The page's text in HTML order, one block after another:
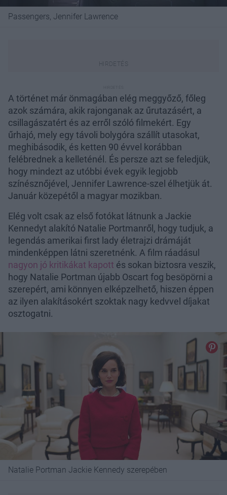
Passengers, Jennifer Lawrence
A történet már önmagában elég meggyőző, főleg
azok számára, akik rajonganak az űrutazásért, a
csillagászatért és az erről szóló filmekért. Egy
űrhajó, mely egy távoli bolygóra szállít utasokat,
meghibásodik, és ketten 90 évvel korábban
felébrednek a kelleténél. És persze azt se feledjük,
hogy mindezt az utóbbi évek egyik legjobb
színésznőjével, Jennifer Lawrence-szel élhetjük át.
Január közepétől a magyar mozikban.
Elég volt csak az első fotókat látnunk a Jackie
Kennedyt alakító Natalie Portmanről, hogy tudjuk, a
legendás amerikai first lady életrajzi drámáját
mindenképpen látni szeretnénk. A film ráadásul
nagyon jó kritikákat kapott és sokan biztosra veszik,
hogy Natalie Portman újabb Oscart fog besöpörni a
szerepért, ami könnyen elképzelhető, hiszen éppen
az ilyen alakításokért szoktak nagy kedvvel díjakat
osztogatni.
Natalie Portman Jackie Kennedy szerepében